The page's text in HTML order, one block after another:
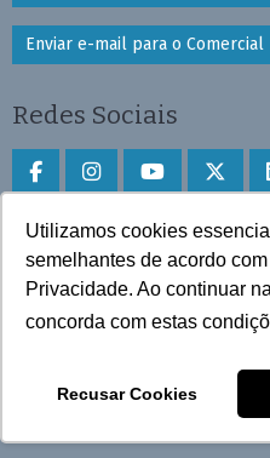
Utilizamos cookies
semelhantes de acordo
Privacidade. Ao continuar
concorda com estas
Recusar Cookies
Enviar e-mail para o Comercial
Redes Sociais
Faça download do
Play Store e App Store
Todos os direitos